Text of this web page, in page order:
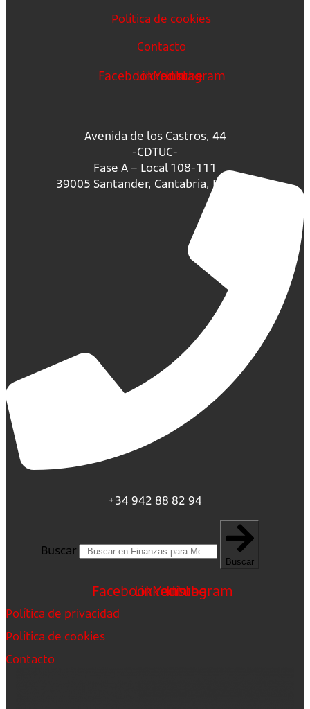
Política de cookies
Contacto
FacebookLinkedin
Youtube
Instagram
Avenida de los Castros, 44
-CDTUC-
Fase A – Local 108-111
39005 Santander, Cantabria, España.
+34 942 88 82 94
Buscar
Buscar
FacebookLinkedin
Youtube
Instagram
Política de privacidad
Política de cookies
Contacto